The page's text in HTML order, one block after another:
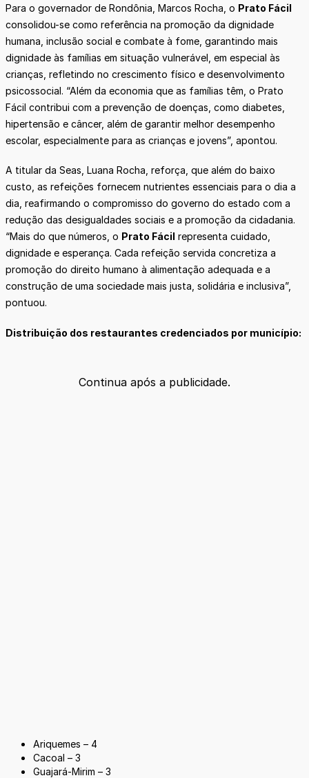
Para o governador de Rondônia, Marcos Rocha, o Prato Fácil
consolidou-se como referência na promoção da dignidade
humana, inclusão social e combate à fome, garantindo mais
dignidade às famílias em situação vulnerável, em especial às
crianças, refletindo no crescimento físico e desenvolvimento
psicossocial. “Além da economia que as famílias têm, o Prato
Fácil contribui com a prevenção de doenças, como diabetes,
hipertensão e câncer, além de garantir melhor desempenho
escolar, especialmente para as crianças e jovens”, apontou.
A titular da Seas, Luana Rocha, reforça, que além do baixo
custo, as refeições fornecem nutrientes essenciais para o dia a
dia, reafirmando o compromisso do governo do estado com a
redução das desigualdades sociais e a promoção da cidadania.
“Mais do que números, o Prato Fácil representa cuidado,
dignidade e esperança. Cada refeição servida concretiza a
promoção do direito humano à alimentação adequada e a
construção de uma sociedade mais justa, solidária e inclusiva”,
pontuou.
Distribuição dos restaurantes credenciados por município:
Continua após a publicidade.
Ariquemes – 4
Cacoal – 3
Guajará-Mirim – 3